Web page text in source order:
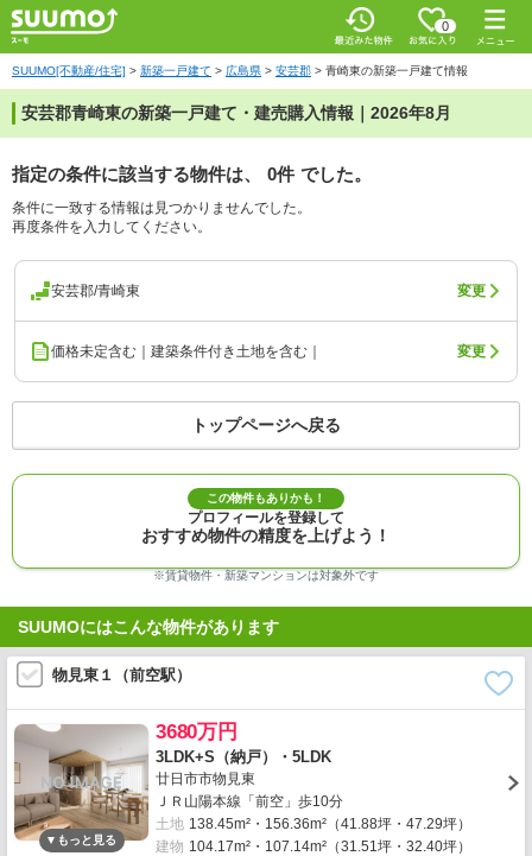
0
SUUMO[不動産/住宅] > 新築一戸建て > 広島県 > 安芸郡 > 青崎東の新築一戸建て情報
安芸郡青崎東の新築一戸建て・建売購入情報｜2026年8月
指定の条件に該当する物件は、 0件 でした。
条件に一致する情報は見つかりませんでした。
再度条件を入力してください。
安芸郡/青崎東 変更
価格未定含む｜建築条件付き土地を含む｜ 変更
トップページへ戻る
この物件もありかも！
プロフィールを登録して
おすすめ物件の精度を上げよう！
※賃貸物件・新築マンションは対象外です
SUUMOにはこんな物件があります
物見東１（前空駅）
3680万円
3LDK+S（納戸）・5LDK
廿日市市物見東
ＪＲ山陽本線「前空」歩10分
土地 138.45m²・156.36m²（41.88坪・47.29坪）
建物 104.17m²・107.14m²（31.51坪・32.40坪）